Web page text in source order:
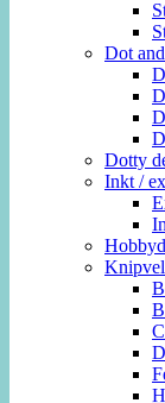
Dot
Dotty
Inkt /